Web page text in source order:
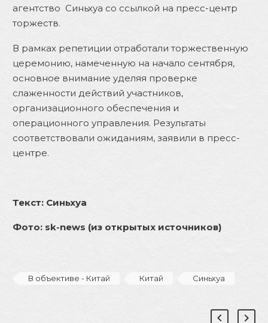
агентство Синьхуа со ссылкой на пресс-центр
торжеств.
В рамках репетиции отработали торжественную
церемонию, намеченную на начало сентября,
основное внимание уделяя проверке
слаженности действий участников,
организационного обеспечения и
операционного управления. Результаты
соответствовали ожиданиям, заявили в пресс-
центре.
Текст: Синьхуа
Фото: sk-news (из открытых источников)
В объективе - Китай Китай Синьхуа